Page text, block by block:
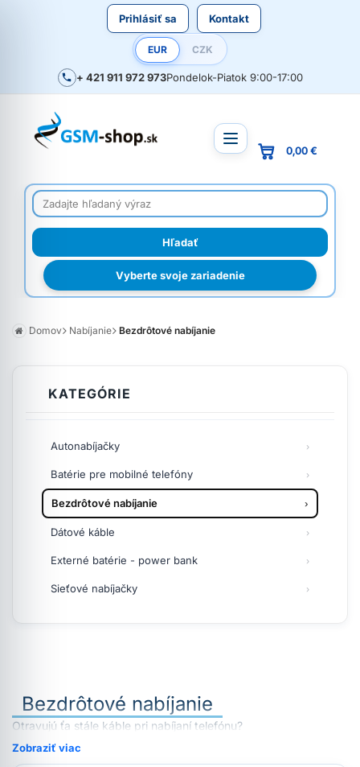
Prihlásiť sa Kontakt
EUR CZK
+ 421 911 972 973Pondelok-Piatok 9:00-17:00
Vyberte svoje zariadenie
0,00 €
Domov Nabíjanie Bezdrôtové nabíjanie
KATEGÓRIE
Autonabíjačky
Batérie pre mobilné telefóny
Bezdrôtové nabíjanie
Dátové káble
Externé batérie - power bank
Sieťové nabíjačky
Bezdrôtové nabíjanie
Otravujú ťa stále káble pri nabíjaní telefónu?
Zobraziť viac